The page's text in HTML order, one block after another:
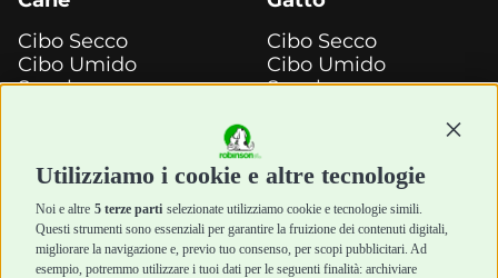
Utilizziamo i cookie e altre tecnologie
Noi e altre 5 terze parti selezionate utilizziamo cookie e tecnologie simili.
Questi strumenti sono essenziali per garantire la fruizione dei contenuti digitali,
migliorare la navigazione e, previo tuo consenso, per scopi pubblicitari. Ad
esempio, potremmo utilizzare i tuoi dati per le seguenti finalità: archiviare
Cibo Secco
Cibo Umido
Snack e
Igiene e Pulizia
Accessori
Cani Mini
Top Quality
Cibo Secco
Cibo Umido
Snack e
Igiene e Pulizia
Accessori
Top Quality